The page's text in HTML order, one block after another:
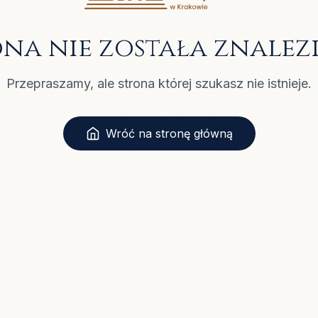
nie została
Przepraszamy, ale strona której szukasz nie istnieje.
Wróć na stronę główną